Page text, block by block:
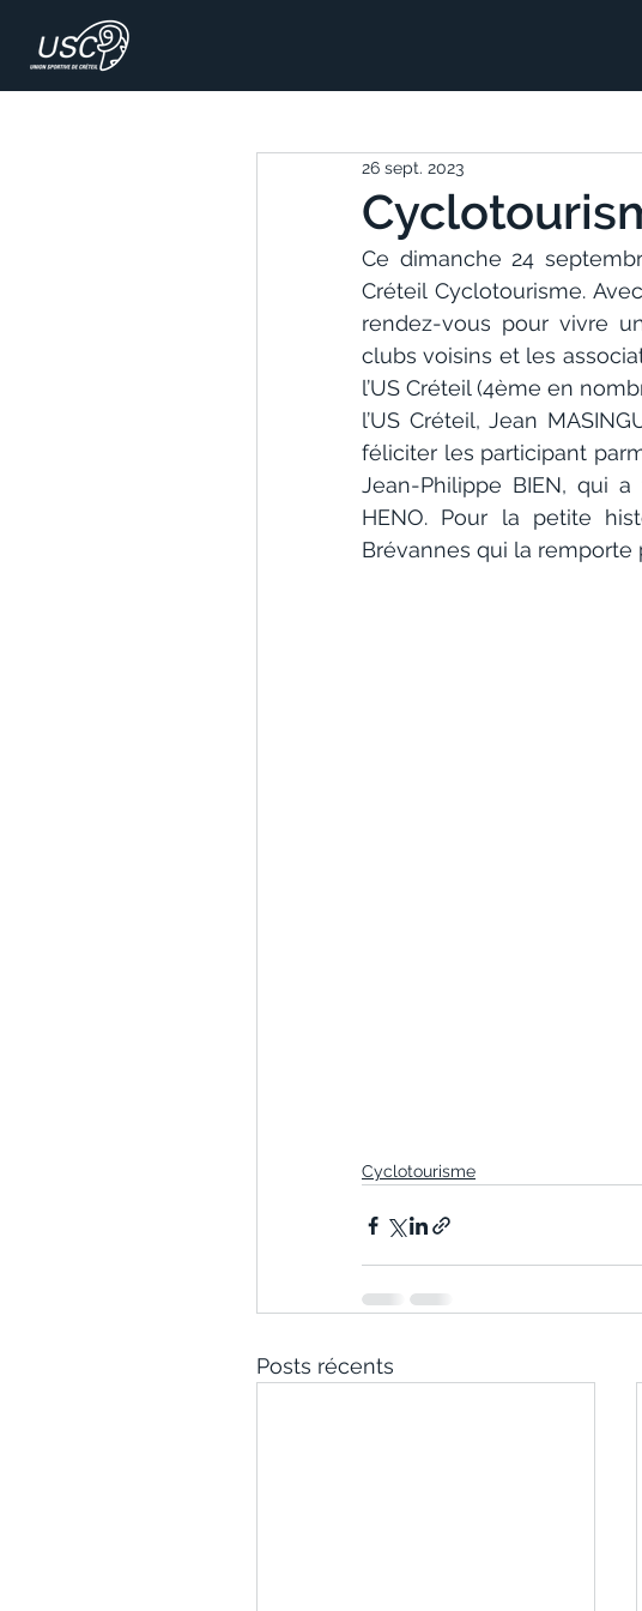
26 sept. 2023
Ce dimanche 24
Créteil Cyclotourisme.
rendez-vous pour vivre
clubs voisins et les
l’US Créteil (4ème en
l’US Créteil, Jean
féliciter les participant
Jean-Philippe BIEN, qui
HENO. Pour la petite
Brévannes qui la
Cyclotourisme
Posts récents